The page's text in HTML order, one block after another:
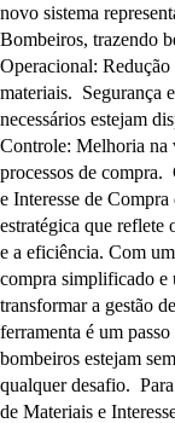
novo sistema
Bombeiros, trazendo
Operacional: Redução
materiais. Segurança
necessários estejam
Controle: Melhoria na
processos de
e Interesse de
estratégica que reflete
e a eficiência. Com
compra simplificado e
transformar a gestão
ferramenta é um
bombeiros estejam
qualquer desafio.
de Materiais e